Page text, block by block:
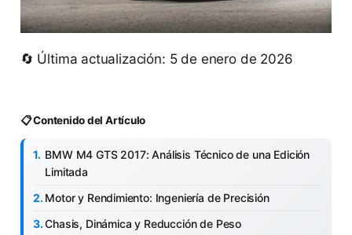
🔄 Última actualización: 5 de enero de 2026
📋 Contenido del Artículo
BMW M4 GTS 2017: Análisis Técnico de una Edición
Limitada
Motor y Rendimiento: Ingeniería de Precisión
Chasis, Dinámica y Reducción de Peso